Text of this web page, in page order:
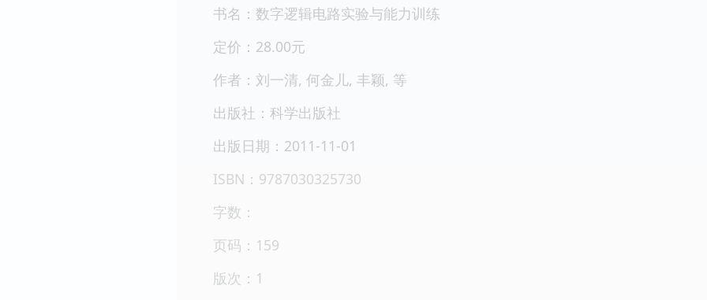
书名：数字逻辑电路实验与能力训练
定价：28.00元
作者：刘一清, 何金儿, 丰颖, 等
出版社：科学出版社
出版日期：2011-11-01
ISBN：9787030325730
字数：
页码：159
版次：1